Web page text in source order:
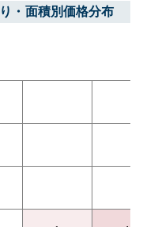
・面積別価格分布